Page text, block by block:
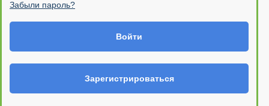
Забыли пароль?
Войти
Зарегистрироваться